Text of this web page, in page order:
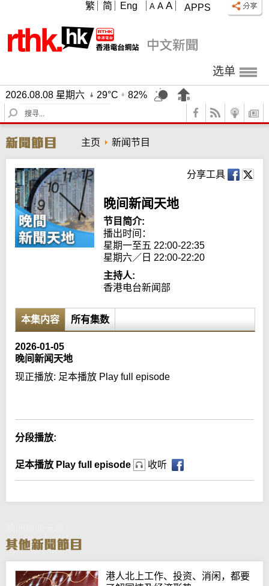
APPS
A A A
繁 简 Eng
选单
2026.08.08 星期六 29°C
82%
S
e
r
c
h
主页 新闻节目
分享工具
晚间新闻天地
节目简介:
播出时间：
星期一至五 22:00-22:35
星期六／日 22:00-22:20
主持人:
香港电台新闻部
本集内容 所有集数
2026-01-05
晚间新闻天地
现正播放: 足本播放 Play full episode
分段播放:
足本播放 Play full episode 收听
港人北上工作、投资、消闲，都要